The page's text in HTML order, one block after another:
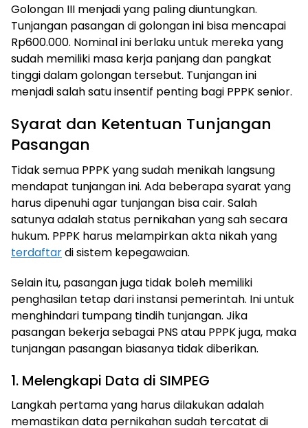
Golongan III menjadi yang paling diuntungkan.
Tunjangan pasangan di golongan ini bisa mencapai
Rp600.000. Nominal ini berlaku untuk mereka yang
sudah memiliki masa kerja panjang dan pangkat
tinggi dalam golongan tersebut. Tunjangan ini
menjadi salah satu insentif penting bagi PPPK senior.
Syarat dan Ketentuan Tunjangan
Pasangan
Tidak semua PPPK yang sudah menikah langsung
mendapat tunjangan ini. Ada beberapa syarat yang
harus dipenuhi agar tunjangan bisa cair. Salah
satunya adalah status pernikahan yang sah secara
hukum. PPPK harus melampirkan akta nikah yang
terdaftardi sistem kepegawaian.
Selain itu, pasangan juga tidak boleh memiliki
penghasilan tetap dari instansi pemerintah. Ini untuk
menghindari tumpang tindih tunjangan. Jika
pasangan bekerja sebagai PNS atau PPPK juga, maka
tunjangan pasangan biasanya tidak diberikan.
1. Melengkapi Data di SIMPEG
Langkah pertama yang harus dilakukan adalah
memastikan data pernikahan sudah tercatat di